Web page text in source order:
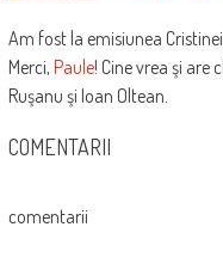
Am fost la emisiunea
Merci, Paule! Cine vrea şi are
Ruşanu şi Ioan Oltean.
COMENTARII
comentarii